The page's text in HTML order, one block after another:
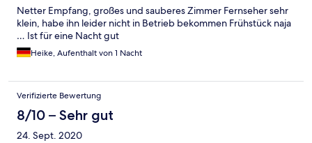
Netter Empfang, großes und sauberes Zimmer Fernseher sehr
klein, habe ihn leider nicht in Betrieb bekommen Frühstück naja
… Ist für eine Nacht gut
Heike, Aufenthalt von 1 Nacht
Verifizierte Bewertung
8/10 – Sehr gut
24. Sept. 2020